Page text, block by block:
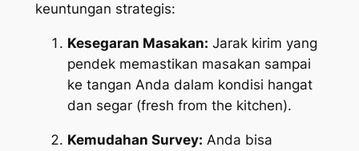
keuntungan strategis:
Kesegaran Masakan: Jarak kirim yang
pendek memastikan masakan sampai
ke tangan Anda dalam kondisi hangat
dan segar (fresh from the kitchen).
Kemudahan Survey: Anda bisa